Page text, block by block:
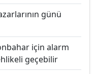
günü
için alarm
geçebilir